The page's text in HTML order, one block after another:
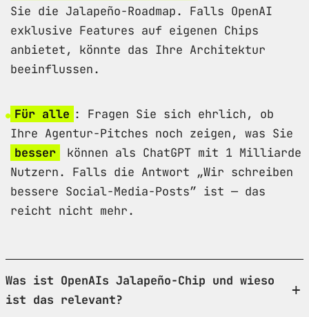
Sie die Jalapeño-Roadmap. Falls OpenAI
exklusive Features auf eigenen Chips
anbietet, könnte das Ihre Architektur
beeinflussen.
Für alle : Fragen Sie sich ehrlich, ob
Ihre Agentur-Pitches noch zeigen, was Sie
besser
können als ChatGPT mit 1 Milliarde
Nutzern. Falls die Antwort „Wir schreiben
bessere Social-Media-Posts” ist — das
reicht nicht mehr.
Was ist OpenAIs Jalapeño-Chip und wieso
ist das relevant?